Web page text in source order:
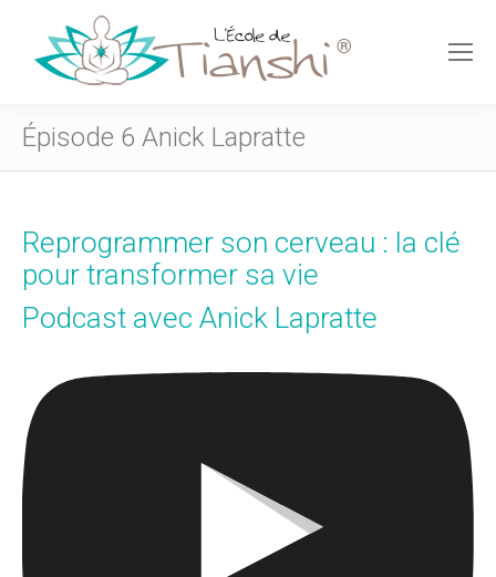
Épisode 6 Anick Lapratte
Reprogrammer son cerveau : la clé
pour transformer sa vie
Podcast avec Anick Lapratte